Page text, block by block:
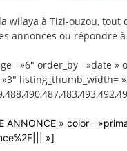
wilaya à Tizi-ouzou,
annonces ou répondre
»6″ order_by= »date »
listing_thumb_width=
ANNONCE » color=
»]